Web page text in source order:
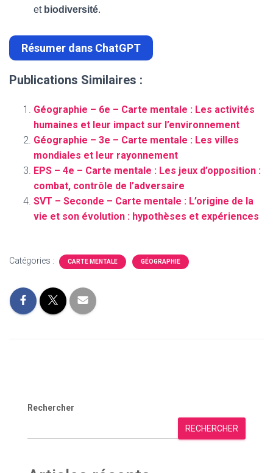
et biodiversité.
Résumer dans ChatGPT
Publications Similaires :
Géographie – 6e – Carte mentale : Les activités
humaines et leur impact sur l’environnement
Géographie – 3e – Carte mentale : Les villes
mondiales et leur rayonnement
EPS – 4e – Carte mentale : Les jeux d’opposition :
combat, contrôle de l’adversaire
SVT – Seconde – Carte mentale : L’origine de la
vie et son évolution : hypothèses et expériences
Catégories : CARTE MENTALE GÉOGRAPHIE
Rechercher
RECHERCHER